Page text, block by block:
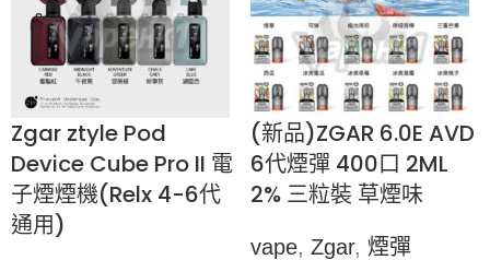
Zgar ztyle Pod
Device Cube Pro II 電
子煙煙機(Relx 4-6代
通用)
(新品)ZGAR 6.0E AVD
6代煙彈 400口 2ML
2% 三粒裝 草煙味
vape, Zgar, 煙彈